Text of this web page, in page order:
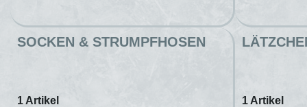
SOCKEN & STRUMPFHOSEN
1 Artikel 1 Artikel